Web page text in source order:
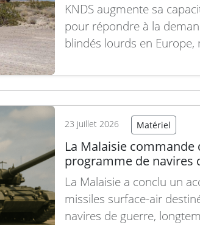
KNDS augmente sa
pour répondre à la
blindés lourds en
RCH 155. Cette
européen pour les
contexte de…Lire la suite
23 juillet 2026 Matériel
La Malaisie
programme de navires
La Malaisie a conclu un
missiles surface-air
navires de guerre,